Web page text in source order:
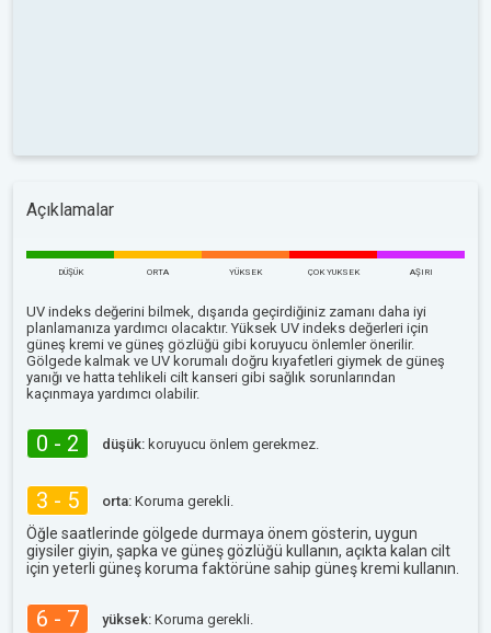
Açıklamalar
DÜŞÜK ORTA YÜKSEK ÇOK YUKSEK AŞIRI
UV indeks değerini bilmek, dışarıda geçirdiğiniz zamanı daha iyi
planlamanıza yardımcı olacaktır. Yüksek UV indeks değerleri için
güneş kremi ve güneş gözlüğü gibi koruyucu önlemler önerilir.
Gölgede kalmak ve UV korumalı doğru kıyafetleri giymek de güneş
yanığı ve hatta tehlikeli cilt kanseri gibi sağlık sorunlarından
kaçınmaya yardımcı olabilir.
0 - 2 düşük: koruyucu önlem gerekmez.
3 - 5 orta: Koruma gerekli.
Öğle saatlerinde gölgede durmaya önem gösterin, uygun
giysiler giyin, şapka ve güneş gözlüğü kullanın, açıkta kalan cilt
için yeterli güneş koruma faktörüne sahip güneş kremi kullanın.
6 - 7 yüksek: Koruma gerekli.